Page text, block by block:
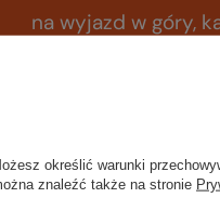
na wyjazd w góry,
określić warunki
znaleźć także na stronie